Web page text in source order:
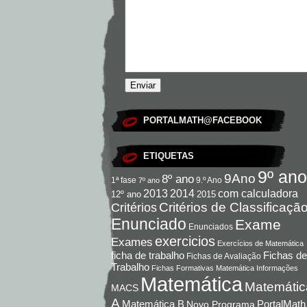
PORTALMATH@FACEBOOK
ETIQUETAS
1ª fase 7º ano 8º ano 9.º Ano 9Ano 9º ano
12º ano 2013 2014 2015 com calculadora
Critérios Critérios de
Enunciado Enunciados Exame
Exames exercicios Exercícios de Matemática
ficha de trabalho Fichas de Avaliação Fichas de
Trabalho Fichas Formativas Matemática Informações
MACS Matemática
A Matemática B Novo Programa PortalMath